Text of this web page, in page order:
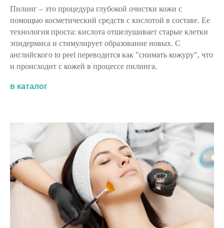
Пилинг – это процедура глубокой очистки кожи с
помощью косметический средств с кислотой в составе. Ее
технология проста: кислота отшелушивает старые клетки
эпидермиса и стимулирует образование новых. С
английского to peel переводится как "снимать кожуру", что
и происходит с кожей в процессе пилинга.
в каталог